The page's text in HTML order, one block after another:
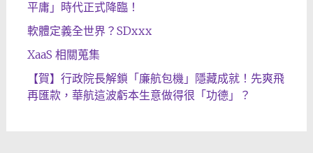
平庸」時代正式降臨！
軟體定義全世界？SDxxx
XaaS 相關蒐集
【賀】行政院長解鎖「廉航包機」隱藏成就！先爽飛
再匯款，華航這波虧本生意做得很「功德」？